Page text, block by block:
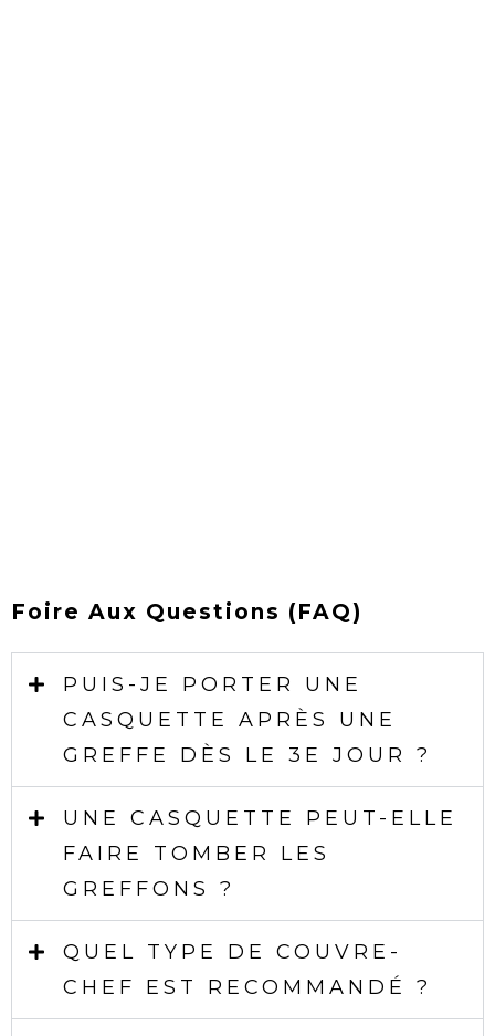
Foire Aux Questions (FAQ)
PUIS-JE PORTER UNE
CASQUETTE APRÈS UNE
GREFFE DÈS LE 3E JOUR ?
UNE CASQUETTE PEUT-ELLE
FAIRE TOMBER LES
GREFFONS ?
QUEL TYPE DE COUVRE-
CHEF EST RECOMMANDÉ ?